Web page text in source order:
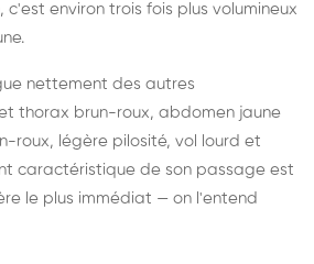
environ trois fois plus volumineux
nettement des autres
thorax brun-roux, abdomen jaune
roux, légère pilosité, vol lourd et
caractéristique de son passage est
le plus immédiat — on l'entend